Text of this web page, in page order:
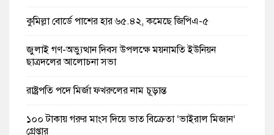
কুমিল্লা বোর্ডে পাশের হার ৬৫.৪২, কমেছে জিপিএ-৫
জুলাই গণ-অভ্যুত্থান দিবস উপলক্ষে ময়নামতি ইউনিয়ন
ছাত্রদলের আলোচনা সভা
রাষ্ট্রপতি পদে মির্জা ফখরুলের নাম চূড়ান্ত
১০০ টাকায় গরুর মাংস দিয়ে ভাত বিক্রেতা ‘ভাইরাল মিজান’
গ্রেপ্তার